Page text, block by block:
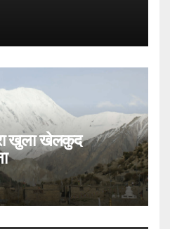
खुला खेलकुद